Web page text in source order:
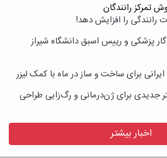
تمرکز رانندگان
رانندگی را افزایش دهد!
پزشکی و رییس اسبق دانشگاه شیراز
ایرانی برای ساخت و ساز در ماه با کمک لیزر
جدیدی برای ژن‌درمانی و رگ‌زایی طراحی
اخبار بیشتر